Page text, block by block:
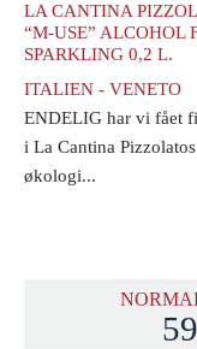
LA CANTINA
“M-USE” ALCOHOL
SPARKLING 0,2 L.
ITALIEN - VENETO
ENDELIG har vi fået
i La Cantina
økologi...